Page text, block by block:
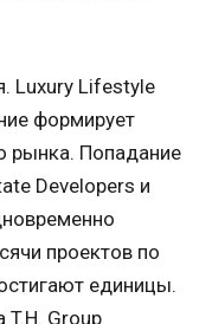
Luxury Lifestyle
формирует
рынка. Попадание
Developers и
проектов по
единицы.
Group